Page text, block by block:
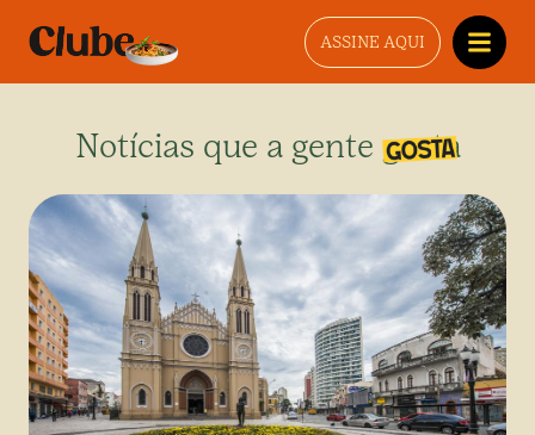
ASSINE AQUI
Notícias que a gente gosta